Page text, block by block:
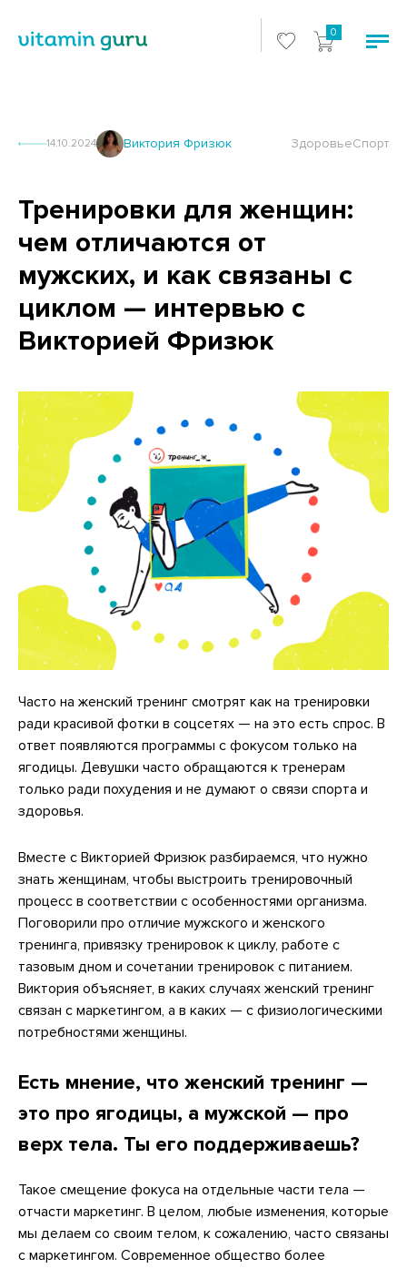
0
14.10.2024 Виктория Фризюк ЗдоровьеСпорт
Тренировки для женщин:
чем отличаются от
мужских, и как связаны с
циклом — интервью с
Викторией Фризюк
Часто на женский тренинг смотрят как на тренировки
ради красивой фотки в соцсетях — на это есть спрос. В
ответ появляются программы с фокусом только на
ягодицы. Девушки часто обращаются к тренерам
только ради похудения и не думают о связи спорта и
здоровья.
Вместе с Викторией Фризюк разбираемся, что нужно
знать женщинам, чтобы выстроить тренировочный
процесс в соответствии с особенностями организма.
Поговорили про отличие мужского и женского
тренинга, привязку тренировок к циклу, работе с
тазовым дном и сочетании тренировок с питанием.
Виктория объясняет, в каких случаях женский тренинг
связан с маркетингом, а в каких — с физиологическими
потребностями женщины.
Есть мнение, что женский тренинг —
это про ягодицы, а мужской — про
верх тела. Ты его поддерживаешь?
Такое смещение фокуса на отдельные части тела —
отчасти маркетинг. В целом, любые изменения, которые
мы делаем со своим телом, к сожалению, часто связаны
с маркетингом. Современное общество более